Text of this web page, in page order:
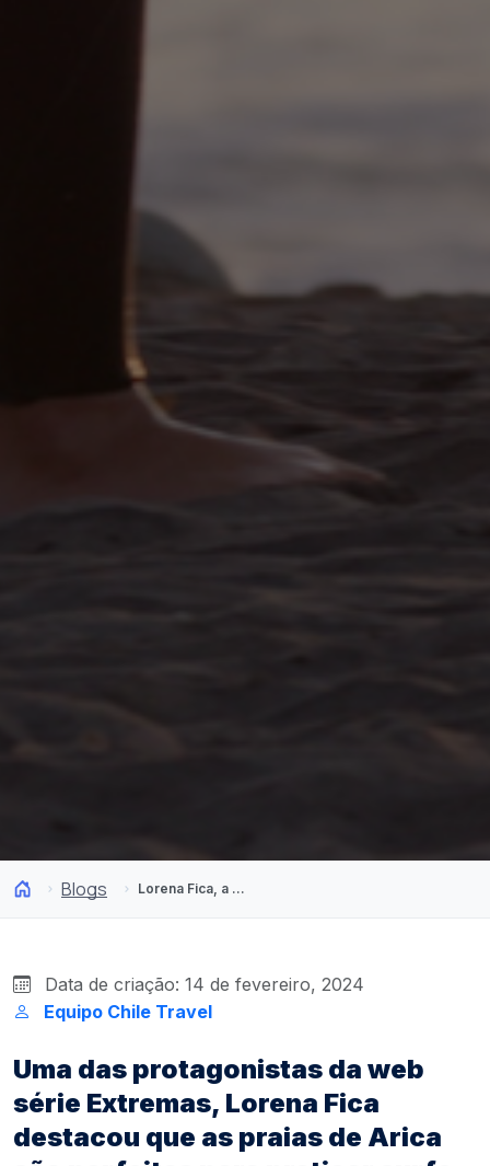
Blogs Lorena Fica, a multicampeã do surfe: «Arica tem um grande potencial»
Data de criação: 14 de fevereiro, 2024
Equipo Chile Travel
Uma das protagonistas da web
série Extremas, Lorena Fica
destacou que as praias de Arica